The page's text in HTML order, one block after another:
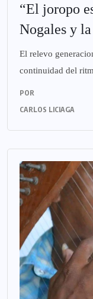
“El joropo
Nogales y
El relevo
continuidad del
POR
CARLOS LICIAGA